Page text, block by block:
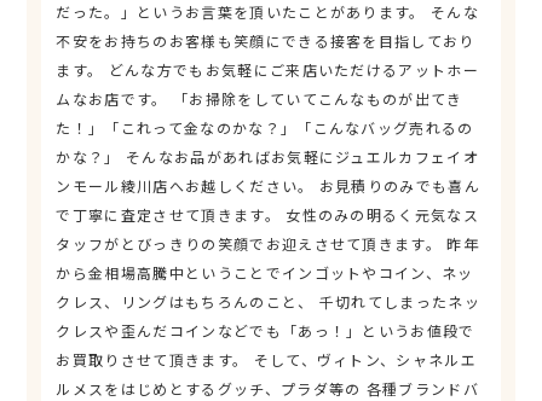
だった。」というお言葉を頂いたことがあります。 そんな
不安をお持ちのお客様も笑顔にできる接客を目指しており
ます。 どんな方でもお気軽にご来店いただけるアットホー
ムなお店です。 「お掃除をしていてこんなものが出てき
た！」「これって金なのかな？」「こんなバッグ売れるの
かな？」 そんなお品があればお気軽にジュエルカフェイオ
ンモール綾川店へお越しください。 お見積りのみでも喜ん
で丁寧に査定させて頂きます。 女性のみの明るく元気なス
タッフがとびっきりの笑顔でお迎えさせて頂きます。 昨年
から金相場高騰中ということでインゴットやコイン、ネッ
クレス、リングはもちろんのこと、 千切れてしまったネッ
クレスや歪んだコインなどでも「あっ！」というお値段で
お買取りさせて頂きます。 そして、ヴィトン、シャネルエ
ルメスをはじめとするグッチ、プラダ等の 各種ブランドバ